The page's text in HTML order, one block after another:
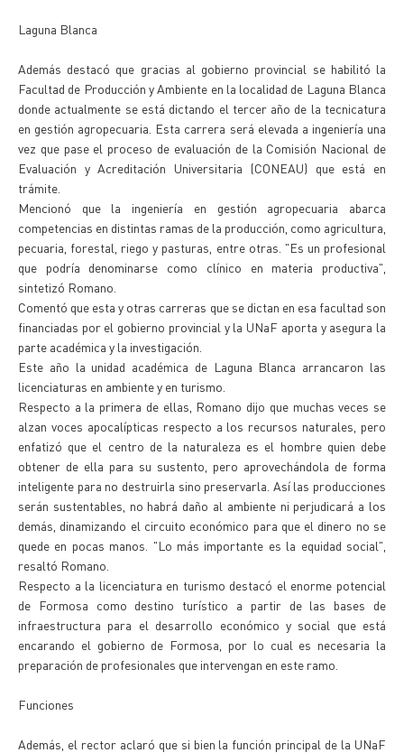
Laguna Blanca
Además destacó que gracias al gobierno provincial se habilitó la
Facultad de Producción y Ambiente en la localidad de Laguna Blanca
donde actualmente se está dictando el tercer año de la tecnicatura
en gestión agropecuaria. Esta carrera será elevada a ingeniería una
vez que pase el proceso de evaluación de la Comisión Nacional de
Evaluación y Acreditación Universitaria (CONEAU) que está en
trámite.
Mencionó que la ingeniería en gestión agropecuaria abarca
competencias en distintas ramas de la producción, como agricultura,
pecuaria, forestal, riego y pasturas, entre otras. "Es un profesional
que podría denominarse como clínico en materia productiva",
sintetizó Romano.
Comentó que esta y otras carreras que se dictan en esa facultad son
financiadas por el gobierno provincial y la UNaF aporta y asegura la
parte académica y la investigación.
Este año la unidad académica de Laguna Blanca arrancaron las
licenciaturas en ambiente y en turismo.
Respecto a la primera de ellas, Romano dijo que muchas veces se
alzan voces apocalípticas respecto a los recursos naturales, pero
enfatizó que el centro de la naturaleza es el hombre quien debe
obtener de ella para su sustento, pero aprovechándola de forma
inteligente para no destruirla sino preservarla. Así las producciones
serán sustentables, no habrá daño al ambiente ni perjudicará a los
demás, dinamizando el circuito económico para que el dinero no se
quede en pocas manos. "Lo más importante es la equidad social",
resaltó Romano.
Respecto a la licenciatura en turismo destacó el enorme potencial
de Formosa como destino turístico a partir de las bases de
infraestructura para el desarrollo económico y social que está
encarando el gobierno de Formosa, por lo cual es necesaria la
preparación de profesionales que intervengan en este ramo.
Funciones
Además, el rector aclaró que si bien la función principal de la UNaF